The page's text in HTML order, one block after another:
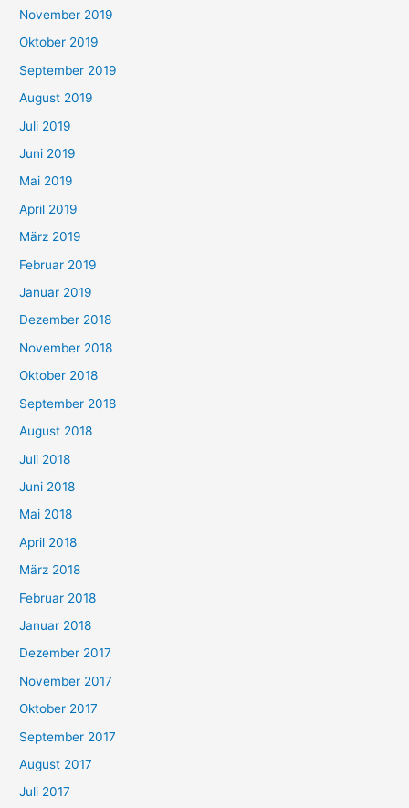
November 2019
Oktober 2019
September 2019
August 2019
Juli 2019
Juni 2019
Mai 2019
April 2019
März 2019
Februar 2019
Januar 2019
Dezember 2018
November 2018
Oktober 2018
September 2018
August 2018
Juli 2018
Juni 2018
Mai 2018
April 2018
März 2018
Februar 2018
Januar 2018
Dezember 2017
November 2017
Oktober 2017
September 2017
August 2017
Juli 2017